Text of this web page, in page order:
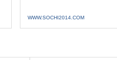
WWW.SOCHI2014.COM